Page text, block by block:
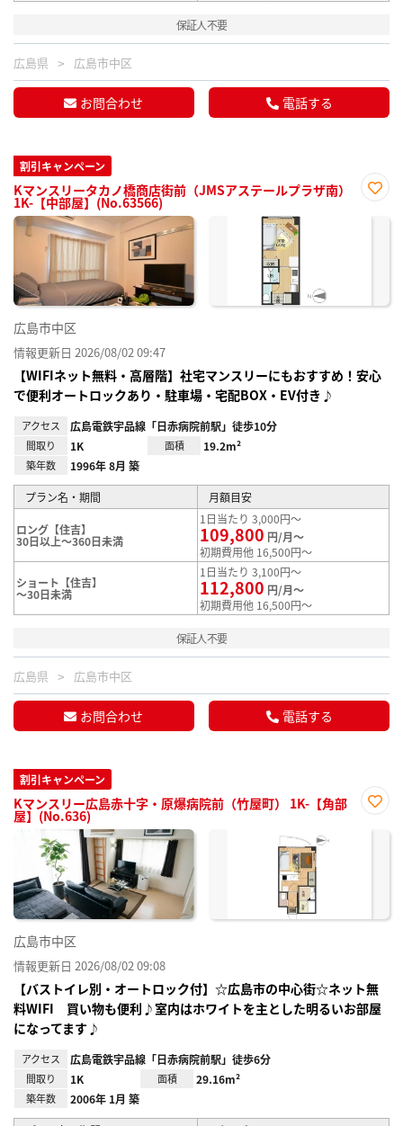
保証人不要
広島県 広島市中区
お問合わせ 電話する
割引キャンペーン
Kマンスリータカノ橋商店街前（JMSアステールプラザ南）
1K-【中部屋】(No.63566)
に入
広島市中区
情報更新日 2026/08/02 09:47
【WIFIネット無料・高層階】社宅マンスリーにもおすすめ！安心
で便利オートロックあり・駐車場・宅配BOX・EV付き♪
アクセス 広島電鉄宇品線「日赤病院前駅」徒歩10分
間取り 1K 面積 19.2m²
築年数 1996年 8月 築
プラン名・期間 月額目安
ロング【住吉】
30日以上～360日未満
1日当たり 3,000円～
109,800 円/月～
初期費用他 16,500円～
ショート【住吉】
～30日未満
1日当たり 3,100円～
112,800 円/月～
初期費用他 16,500円～
保証人不要
広島県 広島市中区
お問合わせ 電話する
割引キャンペーン
Kマンスリー広島赤十字・原爆病院前（竹屋町） 1K-【角部
屋】(No.636)
に入
広島市中区
情報更新日 2026/08/02 09:08
【バストイレ別・オートロック付】☆広島市の中心街☆ネット無
料WIFI 買い物も便利♪室内はホワイトを主とした明るいお部屋
になってます♪
アクセス 広島電鉄宇品線「日赤病院前駅」徒歩6分
間取り 1K 面積 29.16m²
築年数 2006年 1月 築